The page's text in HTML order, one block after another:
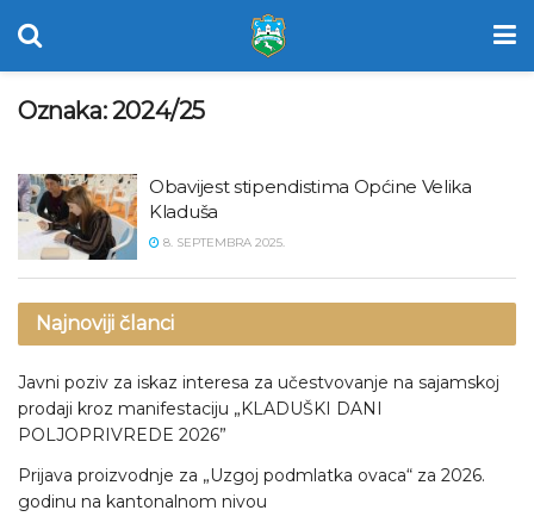
Oznaka:2024/25
Obavijest stipendistima Općine Velika
Kladuša
8. SEPTEMBRA 2025.
Najnoviji članci
Javni poziv za iskaz interesa za učestvovanje na sajamskoj
prodaji kroz manifestaciju „KLADUŠKI DANI
POLJOPRIVREDE 2026”
Prijava proizvodnje za „Uzgoj podmlatka ovaca“ za 2026.
godinu na kantonalnom nivou